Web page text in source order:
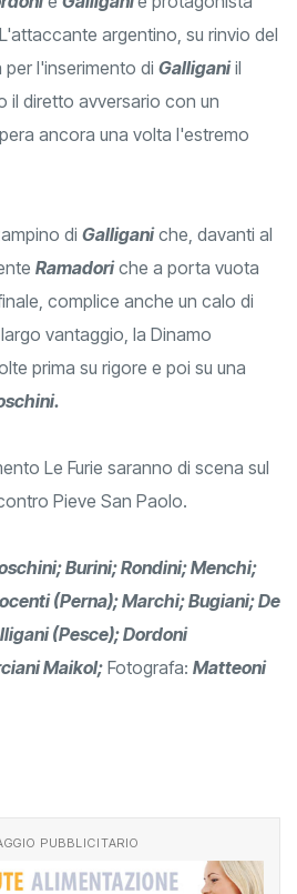
argentino, su rinvio del
l'inserimento di Galliganiil
il diretto avversario con un
ancora una volta l'estremo
di Galliganiche, davanti al
Ramadoriche a porta vuota
complice anche un calo di
vantaggio, la Dinamo
prima su rigore e poi su una
Le Furie saranno di scena sul
Pieve San Paolo.
Burini; Rondini; Menchi;
(Perna); Marchi; Bugiani; De
(Pesce); Dordoni
Maikol; Fotografa: Matteoni
PUBBLICITARIO